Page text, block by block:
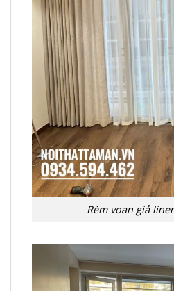
Rèm voan giả